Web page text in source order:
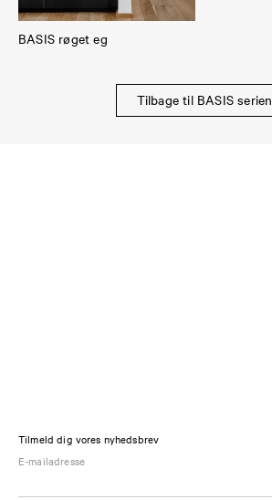
BASIS røget eg
Tilbage til BASIS serien
Tilmeld dig vores nyhedsbrev